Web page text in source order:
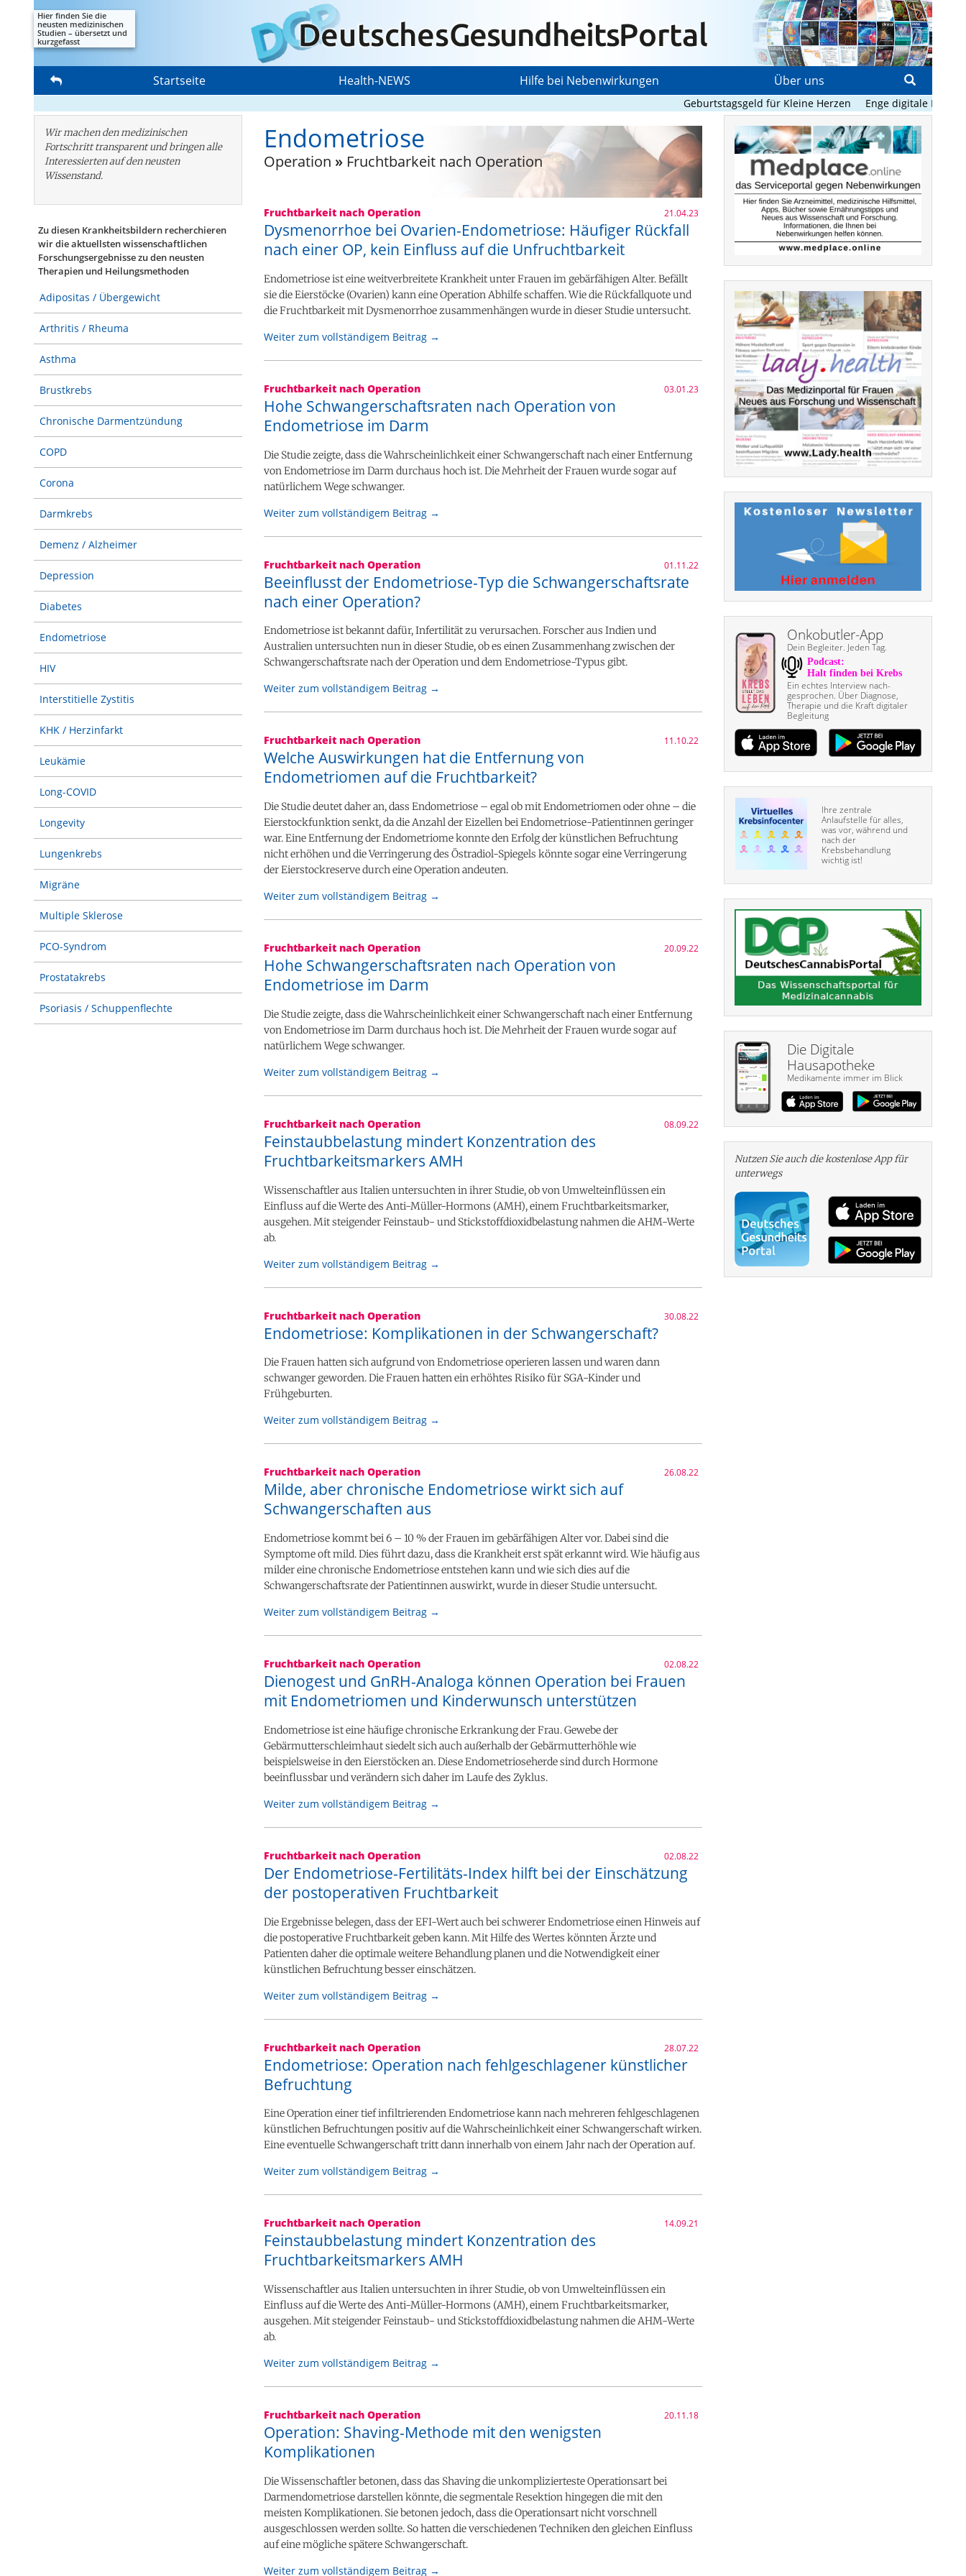
Hier finden Sie die
neusten medizinischen
Studien – übersetzt und
kurzgefasst
Startseite Health-NEWS Hilfe bei Nebenwirkungen Über uns
Geburtstagsgeld für Kleine Herzen Enge digitale Begleitung
Wir machen den medizinischen
Fortschritt transparent und bringen alle
Interessierten auf den neusten
Wissenstand.
Zu diesen Krankheitsbildern recherchieren
wir die aktuellsten wissenschaftlichen
Forschungs­ergebnisse zu den neusten
Therapien und Heilungsmethoden
Adipositas / Übergewicht
Arthritis / Rheuma
Asthma
Brustkrebs
Chronische Darmentzündung
COPD
Corona
Darmkrebs
Demenz / Alzheimer
Depression
Diabetes
Endometriose
HIV
Interstitielle Zystitis
KHK / Herzinfarkt
Leukämie
Long-COVID
Longevity
Lungenkrebs
Migräne
Multiple Sklerose
PCO-Syndrom
Prostatakrebs
Psoriasis / Schuppenflechte
Endometriose
Operation » Fruchtbarkeit nach Operation
Fruchtbarkeit nach Operation 21.04.23
Dysmenorrhoe bei Ovarien-Endometriose: Häufiger Rückfall
nach einer OP, kein Einfluss auf die Unfruchtbarkeit
Endometriose ist eine weitverbreitete Krankheit unter Frauen im gebärfähigen Alter. Befällt
sie die Eierstöcke (Ovarien) kann eine Operation Abhilfe schaffen. Wie die Rückfallquote und
die Fruchtbarkeit mit Dysmenorrhoe zusammenhängen wurde in dieser Studie untersucht.
Weiter zum vollständigem Beitrag →
Fruchtbarkeit nach Operation 03.01.23
Hohe Schwangerschaftsraten nach Operation von
Endometriose im Darm
Die Studie zeigte, dass die Wahrscheinlichkeit einer Schwangerschaft nach einer Entfernung
von Endometriose im Darm durchaus hoch ist. Die Mehrheit der Frauen wurde sogar auf
natürlichem Wege schwanger.
Weiter zum vollständigem Beitrag →
Fruchtbarkeit nach Operation 01.11.22
Beeinflusst der Endometriose-Typ die Schwangerschaftsrate
nach einer Operation?
Endometriose ist bekannt dafür, Infertilität zu verursachen. Forscher aus Indien und
Australien untersuchten nun in dieser Studie, ob es einen Zusammenhang zwischen der
Schwangerschaftsrate nach der Operation und dem Endometriose-Typus gibt.
Weiter zum vollständigem Beitrag →
Fruchtbarkeit nach Operation 11.10.22
Welche Auswirkungen hat die Entfernung von
Endometriomen auf die Fruchtbarkeit?
Die Studie deutet daher an, dass Endometriose – egal ob mit Endometriomen oder ohne – die
Eierstockfunktion senkt, da die Anzahl der Eizellen bei Endometriose-Patientinnen geringer
war. Eine Entfernung der Endometriome konnte den Erfolg der künstlichen Befruchtung
nicht erhöhen und die Verringerung des Östradiol-Spiegels könnte sogar eine Verringerung
der Eierstockreserve durch eine Operation andeuten.
Weiter zum vollständigem Beitrag →
Fruchtbarkeit nach Operation 20.09.22
Hohe Schwangerschaftsraten nach Operation von
Endometriose im Darm
Die Studie zeigte, dass die Wahrscheinlichkeit einer Schwangerschaft nach einer Entfernung
von Endometriose im Darm durchaus hoch ist. Die Mehrheit der Frauen wurde sogar auf
natürlichem Wege schwanger.
Weiter zum vollständigem Beitrag →
Fruchtbarkeit nach Operation 08.09.22
Feinstaubbelastung mindert Konzentration des
Fruchtbarkeitsmarkers AMH
Wissenschaftler aus Italien untersuchten in ihrer Studie, ob von Umwelteinflüssen ein
Einfluss auf die Werte des Anti-Müller-Hormons (AMH), einem Fruchtbarkeitsmarker,
ausgehen. Mit steigender Feinstaub- und Stickstoffdioxidbelastung nahmen die AHM-Werte
ab.
Weiter zum vollständigem Beitrag →
Fruchtbarkeit nach Operation 30.08.22
Endometriose: Komplikationen in der Schwangerschaft?
Die Frauen hatten sich aufgrund von Endometriose operieren lassen und waren dann
schwanger geworden. Die Frauen hatten ein erhöhtes Risiko für SGA-Kinder und
Frühgeburten.
Weiter zum vollständigem Beitrag →
Fruchtbarkeit nach Operation 26.08.22
Milde, aber chronische Endometriose wirkt sich auf
Schwangerschaften aus
Endometriose kommt bei 6 – 10 % der Frauen im gebärfähigen Alter vor. Dabei sind die
Symptome oft mild. Dies führt dazu, dass die Krankheit erst spät erkannt wird. Wie häufig aus
milder eine chronische Endometriose entstehen kann und wie sich dies auf die
Schwangerschaftsrate der Patientinnen auswirkt, wurde in dieser Studie untersucht.
Weiter zum vollständigem Beitrag →
Fruchtbarkeit nach Operation 02.08.22
Dienogest und GnRH-Analoga können Operation bei Frauen
mit Endometriomen und Kinderwunsch unterstützen
Endometriose ist eine häufige chronische Erkrankung der Frau. Gewebe der
Gebärmutterschleimhaut siedelt sich auch außerhalb der Gebärmutterhöhle wie
beispielsweise in den Eierstöcken an. Diese Endometrioseherde sind durch Hormone
beeinflussbar und verändern sich daher im Laufe des Zyklus.
Weiter zum vollständigem Beitrag →
Fruchtbarkeit nach Operation 02.08.22
Der Endometriose-Fertilitäts-Index hilft bei der Einschätzung
der postoperativen Fruchtbarkeit
Die Ergebnisse belegen, dass der EFI-Wert auch bei schwerer Endometriose einen Hinweis auf
die postoperative Fruchtbarkeit geben kann. Mit Hilfe des Wertes könnten Ärzte und
Patienten daher die optimale weitere Behandlung planen und die Notwendigkeit einer
künstlichen Befruchtung besser einschätzen.
Weiter zum vollständigem Beitrag →
Fruchtbarkeit nach Operation 28.07.22
Endometriose: Operation nach fehlgeschlagener künstlicher
Befruchtung
Eine Operation einer tief infiltrierenden Endometriose kann nach mehreren fehlgeschlagenen
künstlichen Befruchtungen positiv auf die Wahrscheinlichkeit einer Schwangerschaft wirken.
Eine eventuelle Schwangerschaft tritt dann innerhalb von einem Jahr nach der Operation auf.
Weiter zum vollständigem Beitrag →
Fruchtbarkeit nach Operation 14.09.21
Feinstaubbelastung mindert Konzentration des
Fruchtbarkeitsmarkers AMH
Wissenschaftler aus Italien untersuchten in ihrer Studie, ob von Umwelteinflüssen ein
Einfluss auf die Werte des Anti-Müller-Hormons (AMH), einem Fruchtbarkeitsmarker,
ausgehen. Mit steigender Feinstaub- und Stickstoffdioxidbelastung nahmen die AHM-Werte
ab.
Weiter zum vollständigem Beitrag →
Fruchtbarkeit nach Operation 20.11.18
Operation: Shaving-Methode mit den wenigsten
Komplikationen
Die Wissenschaftler betonen, dass das Shaving die unkomplizierteste Operationsart bei
Darmendometriose darstellen könnte, die segmentale Resektion hingegen die mit den
meisten Komplikationen. Sie betonen jedoch, dass die Operationsart nicht vorschnell
ausgeschlossen werden sollte. So hatten die verschiedenen Techniken den gleichen Einfluss
auf eine mögliche spätere Schwangerschaft.
Weiter zum vollständigem Beitrag →
Onkobutler-App
Dein Begleiter. Jeden Tag.
Ein echtes Interview nach­
gesprochen. Über Diagnose,
Therapie und die Kraft digitaler
Begleitung
Ihre zentrale
Anlaufstelle für alles,
was vor, während und
nach der
Krebsbehandlung
wichtig ist!
Die Digitale
Hausapotheke
Medikamente immer im Blick
Nutzen Sie auch die kosten­lose App für
unterwegs